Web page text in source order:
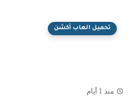
تحميل العاب أكشن
منذ 1 أيام